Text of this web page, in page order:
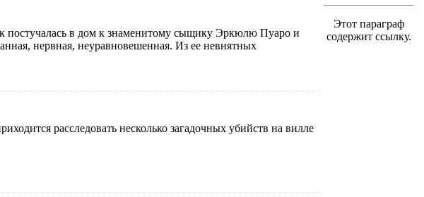
постучалась в дом к знаменитому сыщику Эркюлю Пуаро и
нервная, неуравновешенная. Из ее невнятных
расследовать несколько загадочных убийств на вилле
Этот параграф
содержит ссылку.